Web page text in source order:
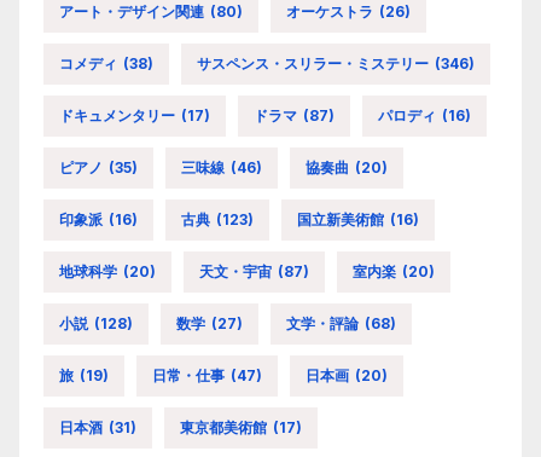
アート・デザイン関連 (80) オーケストラ (26)
コメディ (38) サスペンス・スリラー・ミステリー (346)
ドキュメンタリー (17) ドラマ (87) パロディ (16)
ピアノ (35) 三味線 (46) 協奏曲 (20)
印象派 (16) 古典 (123) 国立新美術館 (16)
地球科学 (20) 天文・宇宙 (87) 室内楽 (20)
小説 (128) 数学 (27) 文学・評論 (68)
旅 (19) 日常・仕事 (47) 日本画 (20)
日本酒 (31) 東京都美術館 (17)